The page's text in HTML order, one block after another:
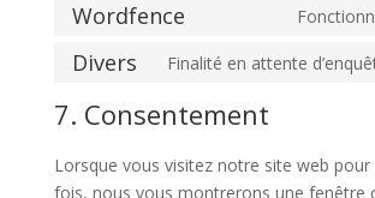
Wordfence
Divers Finalité en attente
7. Consentement
Lorsque vous visitez notre site web pour
fois, nous vous montrerons une fenêtre